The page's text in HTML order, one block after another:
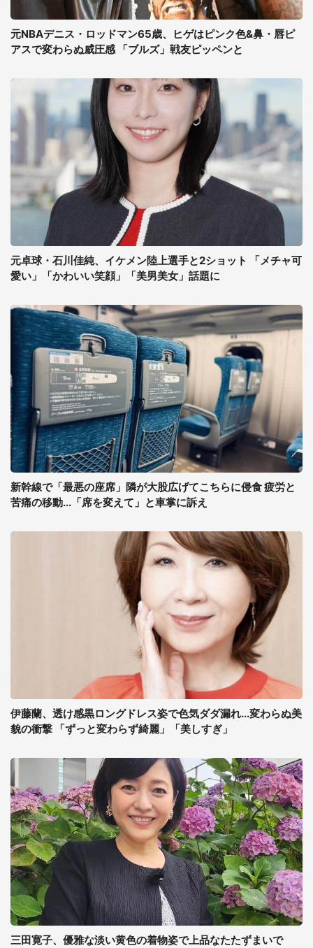
元NBAデニス・ロッドマン65歳、ヒゲはピンク色&鼻・唇ピ
アスで変わらぬ威圧感 「ブルズ」戦友ピッペンと
元卓球・石川佳純、イケメン陸上選手と2ショット 「メチャ可
愛い」「かわいい笑顔」「美男美女」話題に
新幹線で「最悪の座席」隣が大股広げてこちらに侵食 疲労と
苦痛の移動...「席を変えて」と車掌に訴え
伊藤蘭、透け感黒ロングドレス姿で色気ダダ漏れ...変わらぬ美
貌の衝撃 「ずっと変わらず綺麗」「美しすぎ」
三田寛子、優雅な淡い黄色の着物姿で上品なたたずまいで